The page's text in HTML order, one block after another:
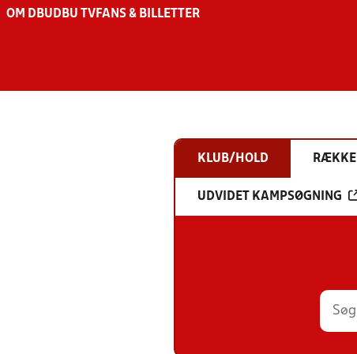
OM DBU DBU TV FANS & BILLETTER
KLUB/HOLD RÆKKE
UDVIDET KAMPSØGNING